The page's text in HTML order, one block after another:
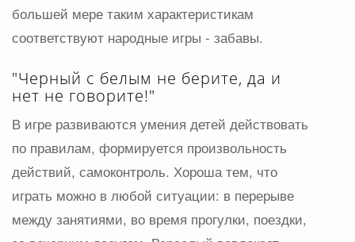
большей мере таким характеристикам
соответствуют народные игры - забавы.
"Черный с белым не берите, да и
нет не говорите!"
В игре развиваются умения детей действовать
по правилам, формируется произвольность
действий, самоконтроль. Хороша тем, что
играть можно в любой ситуации: в перерыве
между занятиями, во время прогулки, поездки,